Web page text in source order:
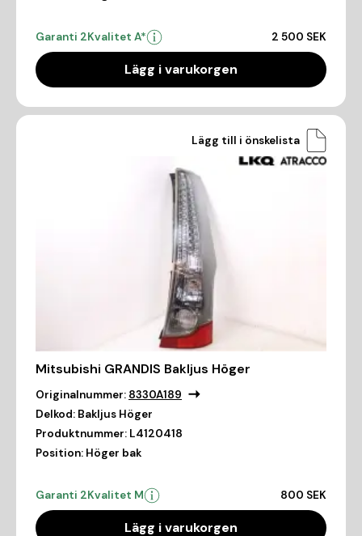
Garanti 2Kvalitet A* 2 500 SEK
Lägg i varukorgen
Lägg till i önskelista
Mitsubishi GRANDIS Bakljus Höger
Originalnummer: 8330A189
Delkod: Bakljus Höger
Produktnummer: L4120418
Position: Höger bak
Garanti 2Kvalitet M 800 SEK
Lägg i varukorgen